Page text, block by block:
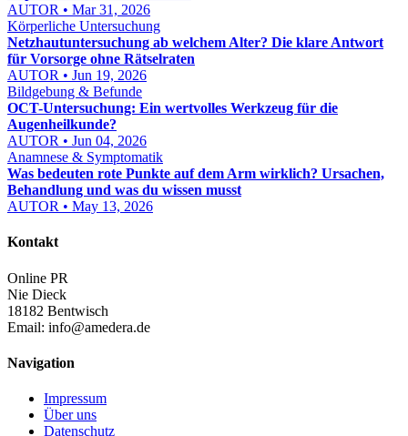
AUTOR • Mar 31, 2026
Körperliche Untersuchung
Netzhautuntersuchung ab welchem Alter? Die klare Antwort
für Vorsorge ohne Rätselraten
AUTOR • Jun 19, 2026
Bildgebung & Befunde
OCT-Untersuchung: Ein wertvolles Werkzeug für die
Augenheilkunde?
AUTOR • Jun 04, 2026
Anamnese & Symptomatik
Was bedeuten rote Punkte auf dem Arm wirklich? Ursachen,
Behandlung und was du wissen musst
AUTOR • May 13, 2026
Kontakt
Online PR
Nie Dieck
18182 Bentwisch
Email: info@amedera.de
Navigation
Impressum
Über uns
Datenschutz